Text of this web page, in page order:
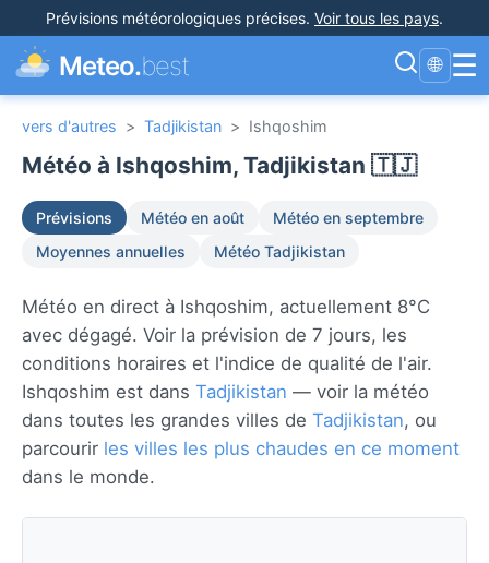
Prévisions météorologiques précises. Voir tous les pays.
Meteo.best 🌐 ☰
vers d'autres > Tadjikistan > Ishqoshim
Météo à Ishqoshim, Tadjikistan 🇹🇯
Prévisions Météo en août
Météo en septembre
Moyennes annuelles
Météo Tadjikistan
Météo en direct à Ishqoshim, actuellement 8°C
avec dégagé. Voir la prévision de 7 jours, les
conditions horaires et l'indice de qualité de l'air.
Ishqoshim est dans Tadjikistan — voir la météo
dans toutes les grandes villes de Tadjikistan, ou
parcourir les villes les plus chaudes en ce moment
dans le monde.